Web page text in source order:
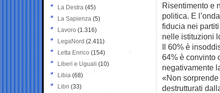
Risentimento e
politica. E
fiducia nei
nelle istituzioni
Il 60% è
64% è convinto
negativamente
«Non
destrutturati
La Destra (45)
La Sapienza (5)
Lavoro (1.316)
LegaNord (2.411)
Letta Enrico (154)
Liberi e Uguali (10)
Libia (68)
Libri (33)